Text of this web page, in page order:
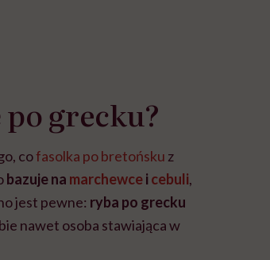
grecku?
cofasolka po bretońsku z
bazuje na marchewcei cebuli,
jest pewne: ryba po grecku
nawet osoba stawiająca w